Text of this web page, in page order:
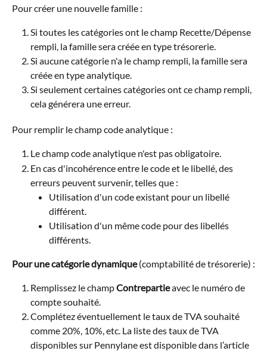
Pour créer une nouvelle famille :
Si toutes les catégories ont le champ Recette/Dépense
rempli, la famille sera créée en type trésorerie.
Si aucune catégorie n'a le champ rempli, la famille sera
créée en type analytique.
Si seulement certaines catégories ont ce champ rempli,
cela générera une erreur.
Pour remplir le champ code analytique :
Le champ code analytique n'est pas obligatoire.
En cas d'incohérence entre le code et le libellé, des
erreurs peuvent survenir, telles que :
Utilisation d'un code existant pour un libellé
différent.
Utilisation d'un même code pour des libellés
différents.
Pour une catégorie dynamique (comptabilité de trésorerie) :
Remplissez le champ Contrepartie avec le numéro de
compte souhaité.
Complétez éventuellement le taux de TVA souhaité
comme 20%, 10%, etc. La liste des taux de TVA
disponibles sur Pennylane est disponible dans l’article